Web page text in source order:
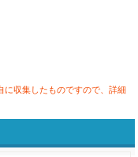
に収集したものですので、詳細